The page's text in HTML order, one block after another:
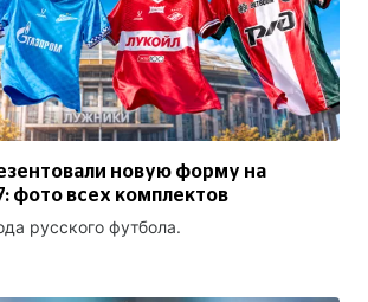
новую форму на
фото всех комплектов
русского футбола.